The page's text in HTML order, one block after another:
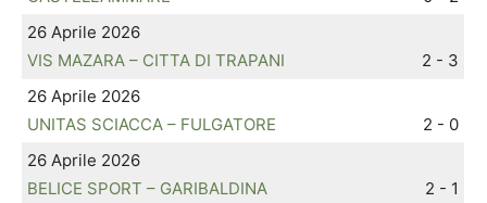
26 Aprile 2026
VIS MAZARA – CITTA DI TRAPANI
2 - 3
26 Aprile 2026
UNITAS SCIACCA – FULGATORE
2 - 0
26 Aprile 2026
BELICE SPORT – GARIBALDINA
2 - 1